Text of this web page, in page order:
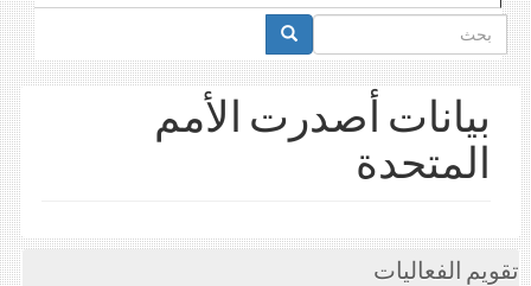
استمارة
البحث
بيانات أصدرت الأمم
المتحدة
تقويم الفعاليات